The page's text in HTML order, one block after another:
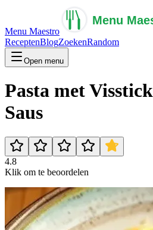
Menu Maestro
ReceptenBlogZoekenRandom
Open menu
Pasta met
Saus
4.8
Klik om te beoordelen